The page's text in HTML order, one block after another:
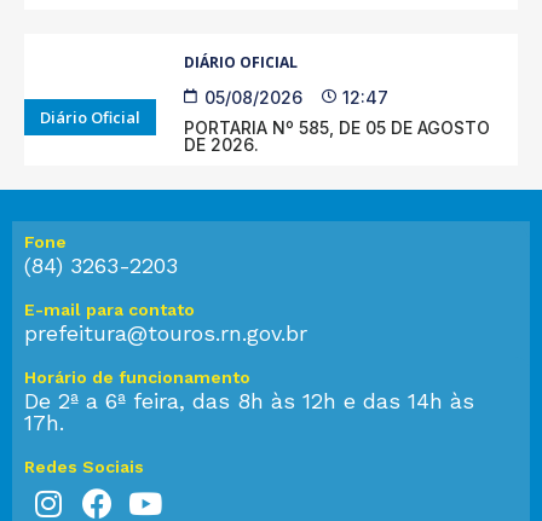
Diário Oficial
DIÁRIO OFICIAL
05/08/2026
12:47
PORTARIA Nº 585, DE 05 DE AGOSTO
DE 2026.
Fone
(84) 3263-2203
E-mail para contato
prefeitura@touros.rn.gov.br
Horário de funcionamento
De 2ª a 6ª feira, das 8h às 12h e das 14h às
17h.
Redes Sociais